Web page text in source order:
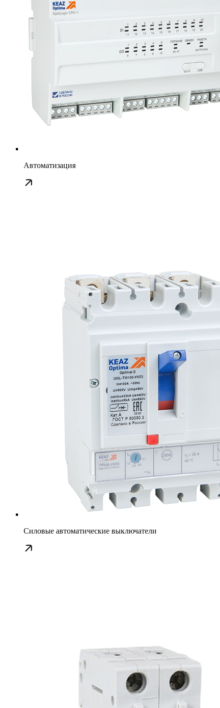
Автоматизация
Силовые автоматические выключатели